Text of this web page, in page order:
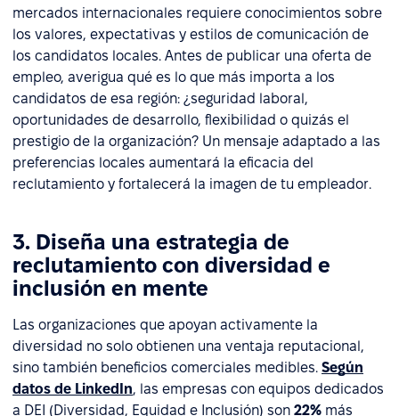
mercados internacionales requiere conocimientos sobre
los valores, expectativas y estilos de comunicación de
los candidatos locales. Antes de publicar una oferta de
empleo, averigua qué es lo que más importa a los
candidatos de esa región: ¿seguridad laboral,
oportunidades de desarrollo, flexibilidad o quizás el
prestigio de la organización? Un mensaje adaptado a las
preferencias locales aumentará la eficacia del
reclutamiento y fortalecerá la imagen de tu empleador.
3. Diseña una estrategia de
reclutamiento con diversidad e
inclusión en mente
Las organizaciones que apoyan activamente la
diversidad no solo obtienen una ventaja reputacional,
sino también beneficios comerciales medibles. Según
datos de LinkedIn, las empresas con equipos dedicados
a DEI (Diversidad, Equidad e Inclusión) son 22% más